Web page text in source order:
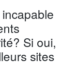
Si oui,
sites